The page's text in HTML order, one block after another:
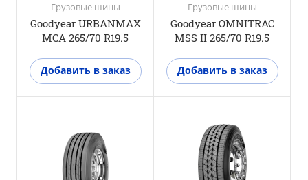
Грузовые шины
Goodyear URBANMAX
MCA 265/70 R19.5
Добавить в заказ
Грузовые шины
Goodyear OMNITRAC
MSS II 265/70 R19.5
Добавить в заказ
Рулевая ось
M+S
Да